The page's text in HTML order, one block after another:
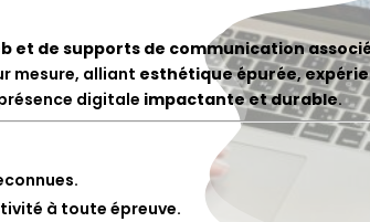
et de supports de communication
mesure, alliant esthétique épurée,
digitale impactante et durable.
à toute épreuve.